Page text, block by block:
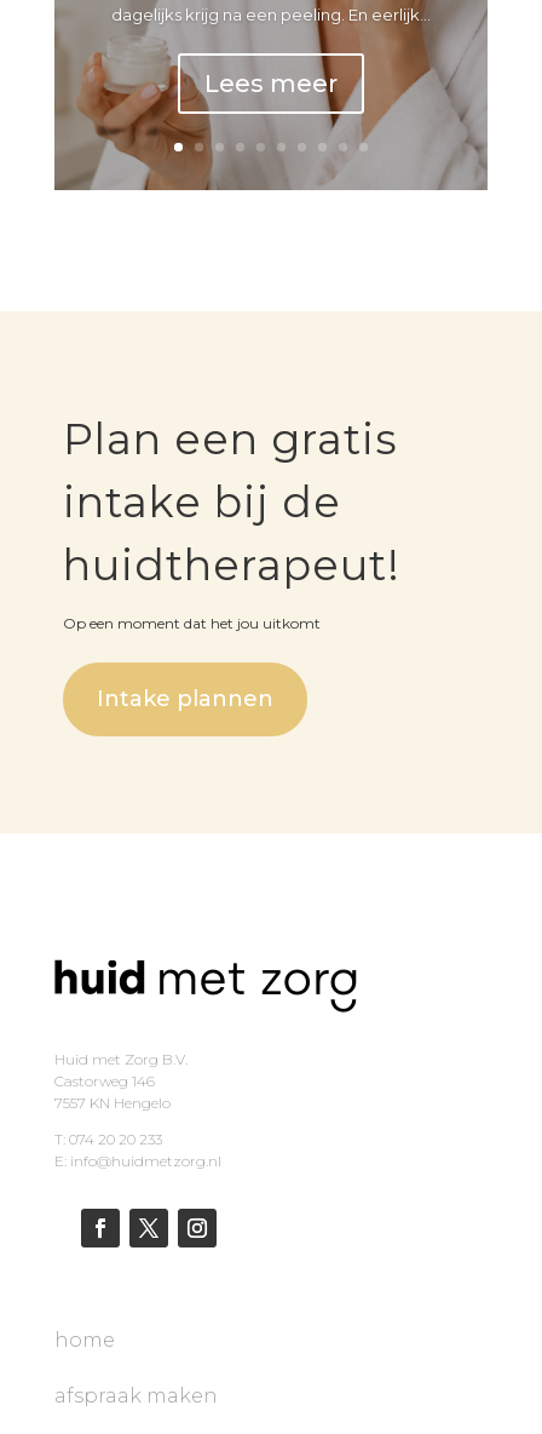
dagelijks krijg na een peeling. En eerlijk...
Lees meer
Plan een gratis
intake bij de
huidtherapeut!
Op een moment dat het jou uitkomt
Intake plannen
Huid met Zorg B.V.
Castorweg 146
7557 KN Hengelo
T: 074 20 20 233
E: info@huidmetzorg.nl
home
afspraak maken